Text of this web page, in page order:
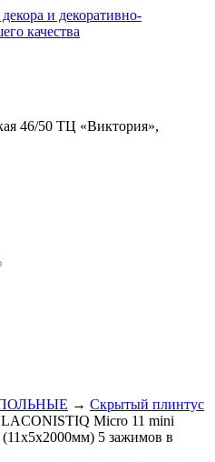
46/50 ТЦ «Виктория»,
→ Скрытый плинтус
Micro 11 mini
5 зажимов в